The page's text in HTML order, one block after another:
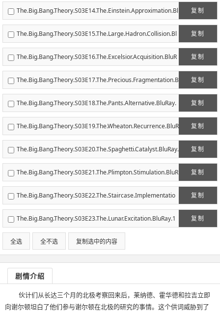
y.1080p.AC3.x264-CHD.mkv
复制
The.Big.Bang.Theory.S03E14.The.Einstein.Approximation.Bl
uRay.1080p.AC3.x264-CHD.mkv
复制
The.Big.Bang.Theory.S03E15.The.Large.Hadron.Collision.Bl
uRay.1080p.AC3.x264-CHD.mkv
复制
The.Big.Bang.Theory.S03E16.The.Excelsior.Acquisition.BluR
ay.1080p.AC3.x264-CHD.mkv
复制
The.Big.Bang.Theory.S03E17.The.Precious.Fragmentation.B
luRay.1080p.AC3.x264-CHD.mkv
复制
The.Big.Bang.Theory.S03E18.The.Pants.Alternative.BluRay.
1080p.AC3.x264-CHD.mkv
复制
The.Big.Bang.Theory.S03E19.The.Wheaton.Recurrence.BluR
ay.1080p.AC3.x264-CHD.mkv
复制
The.Big.Bang.Theory.S03E20.The.Spaghetti.Catalyst.BluRay.
1080p.AC3.x264-CHD.mkv
复制
The.Big.Bang.Theory.S03E21.The.Plimpton.Stimulation.BluR
ay.1080p.AC3.x264-CHD.mkv
复制
The.Big.Bang.Theory.S03E22.The.Staircase.Implementatio
n.BluRay.1080p.AC3.x264-CHD.mkv
复制
The.Big.Bang.Theory.S03E23.The.Lunar.Excitation.BluRay.1
080p.AC3.x264-CHD.mkv
全选 全不选 复制选中的内容
剧情介绍
伙计们从长达三个月的北极考察回来后，莱纳德、霍华德和拉吉立即
向谢尔顿坦白了他们参与谢尔顿在北极的研究的事情。这个供词威胁到了